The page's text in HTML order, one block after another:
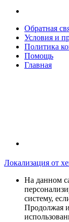
Обратная
Условия и
Политика
Помощь
Главная
Локализация от
На данном
систему,
Продолжая